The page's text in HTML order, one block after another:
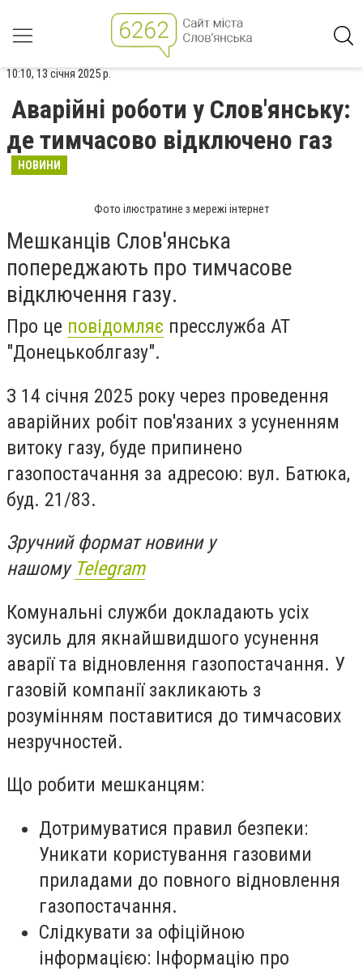
10:10, 13 січня 2025 р.
Аварійні роботи у Слов'янську:
де тимчасово відключено газ
НОВИНИ
Фото ілюстратине з мережі інтернет
Мешканців Слов'янська
попереджають про тимчасове
відключення газу.
Про це повідомляє пресслужба АТ
"Донецькоблгазу".
З 14 січня 2025 року через проведення
аварійних робіт пов'язаних з усуненням
витоку газу, буде припинено
газопостачання за адресою: вул. Батюка,
буд. 21/83.
Зручний формат новини у
нашому Telegram
Комунальні служби докладають усіх
зусиль для якнайшвидшого усунення
аварії та відновлення газопостачання. У
газовій компанії закликають з
розумінням поставитися до тимчасових
незручностей.
Що робити мешканцям:
Дотримуватися правил безпеки:
Уникати користування газовими
приладами до повного відновлення
газопостачання.
Слідкувати за офіційною
інформацією: Інформацію про